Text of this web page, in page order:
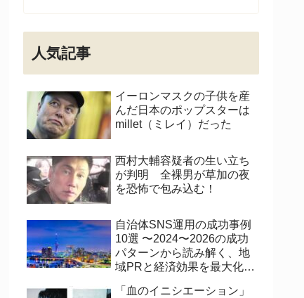
人気記事
イーロンマスクの子供を産
んだ日本のポップスターは
millet（ミレイ）だった
西村大輔容疑者の生い立ち
が判明 全裸男が草加の夜
を恐怖で包み込む！
自治体SNS運用の成功事例
10選 〜2024〜2026の成功
パターンから読み解く、地
域PRと経済効果を最大化す
「血のイニシエーション」